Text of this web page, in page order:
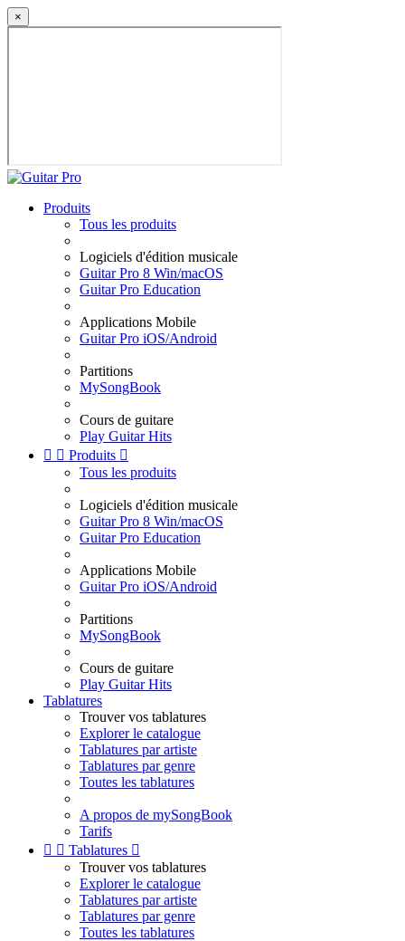
×
Produits
Tous les produits
Logiciels d'édition musicale
Guitar Pro 8 Win/macOS
Guitar Pro Education
Applications Mobile
Guitar Pro iOS/Android
Partitions
MySongBook
Cours de guitare
Play Guitar Hits
  Produits 
Tous les produits
Logiciels d'édition musicale
Guitar Pro 8 Win/macOS
Guitar Pro Education
Applications Mobile
Guitar Pro iOS/Android
Partitions
MySongBook
Cours de guitare
Play Guitar Hits
Tablatures
Trouver vos tablatures
Explorer le catalogue
Tablatures par artiste
Tablatures par genre
Toutes les tablatures
A propos de mySongBook
Tarifs
  Tablatures 
Trouver vos tablatures
Explorer le catalogue
Tablatures par artiste
Tablatures par genre
Toutes les tablatures